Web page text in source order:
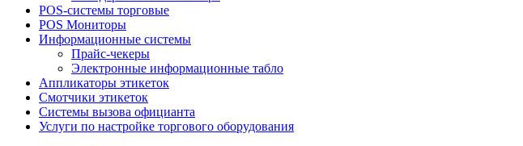
POS-системы торговые
POS Мониторы
Информационные системы
Прайс-чекеры
Электронные информационные табло
Аппликаторы этикеток
Смотчики этикеток
Системы вызова официанта
Услуги по настройке торгового оборудования